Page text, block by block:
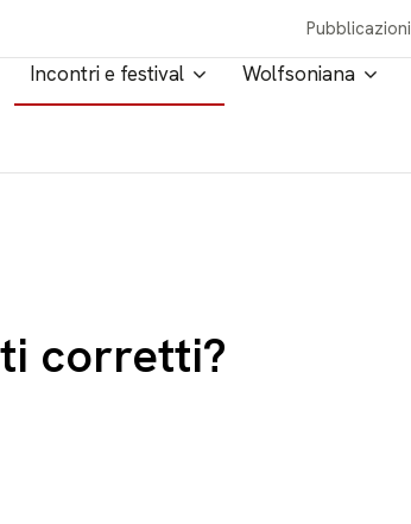
Pubblicazioni
Incontri e festival Wolfsoniana
corretti?